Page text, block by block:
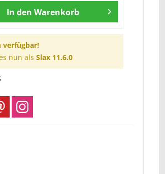
In den Warenkorb
verfügbar!
nun als Slax 11.6.0